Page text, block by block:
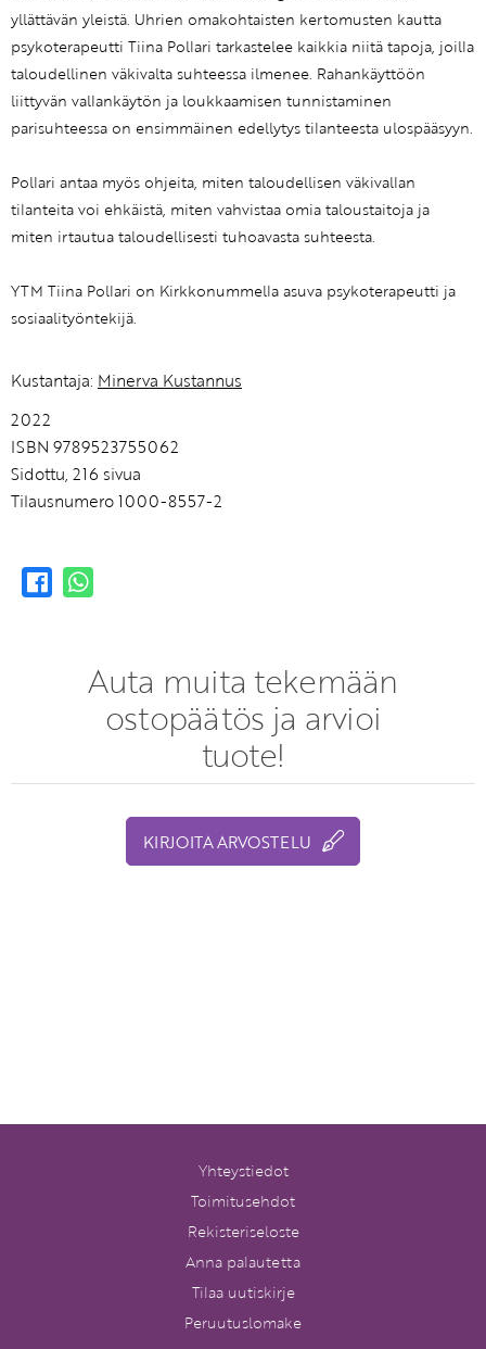
yllättävän yleistä. Uhrien omakohtaisten kertomusten kautta
psykoterapeutti Tiina Pollari tarkastelee kaikkia niitä tapoja, joilla
taloudellinen väkivalta suhteessa ilmenee. Rahankäyttöön
liittyvän vallankäytön ja loukkaamisen tunnistaminen
parisuhteessa on ensimmäinen edellytys tilanteesta ulospääsyyn.
Pollari antaa myös ohjeita, miten taloudellisen väkivallan
tilanteita voi ehkäistä, miten vahvistaa omia taloustaitoja ja
miten irtautua taloudellisesti tuhoavasta suhteesta.
YTM Tiina Pollari on Kirkkonummella asuva psykoterapeutti ja
sosiaalityöntekijä.
Kustantaja: Minerva Kustannus
2022
ISBN 9789523755062
Sidottu, 216 sivua
Tilausnumero 1000-8557-2
Auta muita tekemään
ostopäätös ja arvioi
tuote!
KIRJOITA ARVOSTELU
Yhteystiedot
Toimitusehdot
Rekisteriseloste
Anna palautetta
Tilaa uutiskirje
Peruutuslomake